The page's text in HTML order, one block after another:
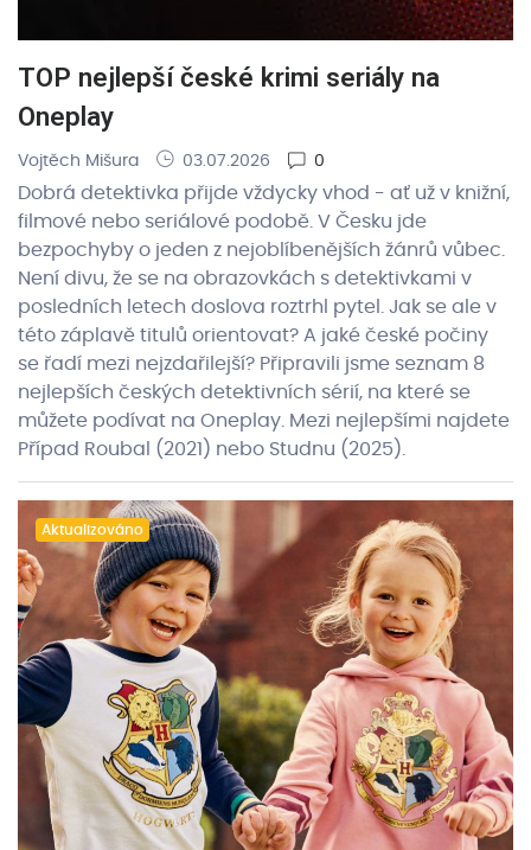
TOP nejlepší české krimi seriály na
Oneplay
Vojtěch Mišura 03.07.2026 0
Dobrá detektivka přijde vždycky vhod - ať už v knižní,
filmové nebo seriálové podobě. V Česku jde
bezpochyby o jeden z nejoblíbenějších žánrů vůbec.
Není divu, že se na obrazovkách s detektivkami v
posledních letech doslova roztrhl pytel. Jak se ale v
této záplavě titulů orientovat? A jaké české počiny
se řadí mezi nejzdařilejší? Připravili jsme seznam 8
nejlepších českých detektivních sérií, na které se
můžete podívat na Oneplay. Mezi nejlepšími najdete
Případ Roubal (2021) nebo Studnu (2025).
Aktualizováno